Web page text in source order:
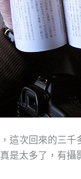
這次回來的三
是太多了，有攝